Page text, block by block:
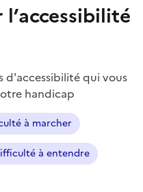
d'accessibilité qui vous
handicap
à marcher
à entendre